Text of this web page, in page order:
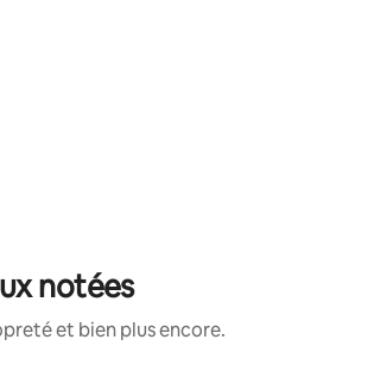
notées
et bien plus encore.